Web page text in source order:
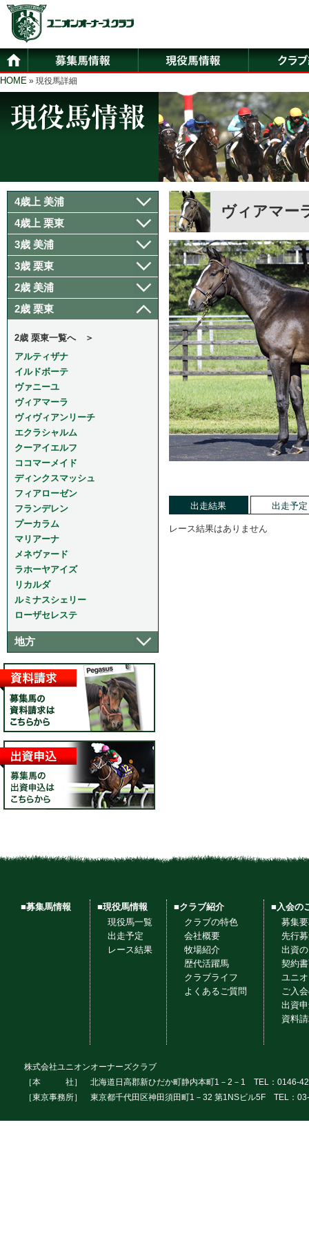
HOME » 現役馬詳細
4歳上 美浦
4歳上 栗東
3歳 美浦
3歳 栗東
2歳 美浦
2歳 栗東
2歳 栗東一覧へ ＞
アルティザナ
イルドボーテ
ヴァニーユ
ヴィアマーラ
ヴィヴィアンリーチ
エクラシャルム
クーアイエルフ
ココマーメイド
ディンクスマッシュ
フィアローゼン
フランデレン
プーカラム
マリアーナ
メネヴァード
ラホーヤアイズ
リカルダ
ルミナスシェリー
ローザセレステ
地方
ヴィアマー
出走結果 出走予定
レース結果はありません
■募集馬情報
■現役馬情報
現役馬一覧
出走予定
レース結果
■クラブ紹介
クラブの特色
会社概要
牧場紹介
歴代活躍馬
クラブライフ
よくあるご質問
■入会の
募集
先行
出資
契約
ユニ
ご入
出資
資料
株式会社ユニオンオーナーズクラブ
［本 社］ 北海道日高郡新ひだか町静内本町1－2－1 TEL：0146-
［東京事務所］ 東京都千代田区神田須田町1－32 第1NSビル5F TEL：